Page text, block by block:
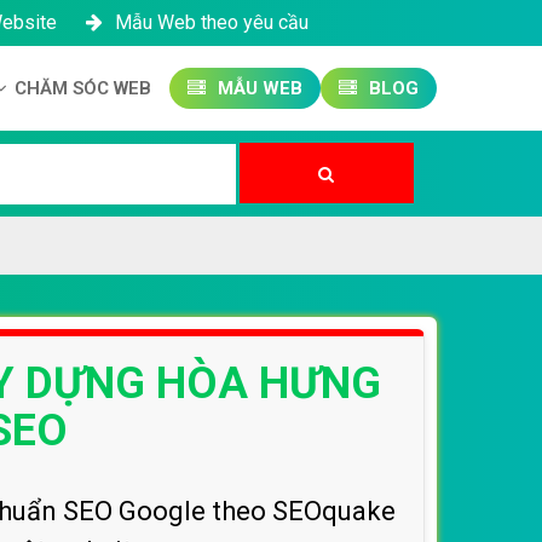
Mẫu Web theo yêu cầu
CHĂM SÓC WEB MẪU WEB BLOG
DỰNG HÒA HƯNG
SEO Google theo SEOquake